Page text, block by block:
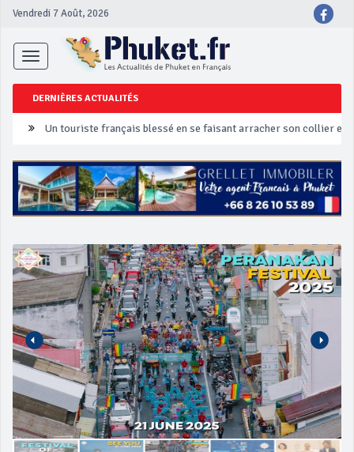
Vendredi 7 Août, 2026
Toggle
navigation
DERNIÈRES ACTUALITÉS
Un touriste français blessé en se faisant arracher son collier en
Phuket Peranakan Festival
‘Phuket Eye’ assurera la sécurité pendant Songkran
Phuket augmente les prix des bateaux vers Koh Phi Phi et des